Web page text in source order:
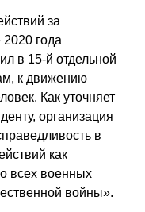
за
года
в 15-й отдельной
к движению
Как уточняет
организация
в
как
всех военных
войны».